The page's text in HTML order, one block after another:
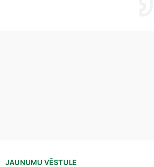
JAUNUMU VĒSTULE